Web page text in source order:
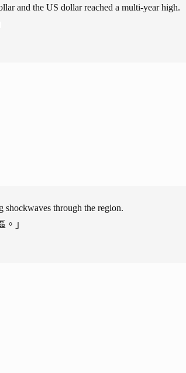
and the US dollar reached a multi-year high.
shockwaves through the region.
。」